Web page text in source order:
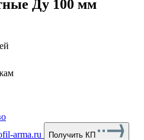
Ду 100 мм
arma.ru Получить КП